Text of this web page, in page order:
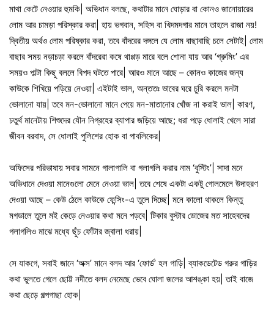
মাথা কেটে নেওয়ার হুমকি| অভিধান বলছে, কথাটার মানে ঘোড়ার বা কোনও জানোয়ারের
লোম আর চামড়া পরিস্কার করা| হায় ভগবান, সহিস বা খিদমদগার মানে তাহলে রাজা নয়!
দ্বিতীয় অর্থও লোম পরিষ্কার করা, তবে বাঁদরের দঙ্গলে যে লোম বাছাবাছি চলে সেটাই| লোম
বাছার সময় নড়াচড়া করলে বাঁদরেরা কষে থাপ্পড় মারে বলে শোনা যায় আর ‘গ্রুমিং’ এর
সময়ও পাল্টা কিছু বললে বিপদ ঘটতে পারে| আরও মানে আছে – কোনও কাজের জন্য
কাউকে শিখিয়ে পড়িয়ে নেওয়া| এইটাই ভাল, অন্ততঃ ভাবের ঘরে চুরি করলে মনটা
ভোলানো যায়| তবে মন-ভোলানো মানে পেয়ে মন-মাতানোর খোঁজ না করাই ভাল| কারণ,
চতুর্থ মানেটায় শিশুদের যৌন নিগ্রহের ব্যাপার জড়িয়ে আছে; ধরা পড়ে ধোলাই খেলে সারা
জীবন বরবাদ, সে ধোলাই পুলিশের হোক বা পাবলিকের|
অফিসের পরিভাষায় সবার সামনে গালাগালি বা গলাগলি করার নাম ‘বুস্টিং’| সাদা মনে
অভিধানে দেওয়া মানেগুলো মেনে নেওয়া ভাল| তবে শেষে একটা একটু গোলমেলে উদাহরণ
দেওয়া আছে – কেউ ঠেলে কাউকে ফেন্সিং-এ তুলে দিচ্ছে| মনে কালো থাকলে কিন্তু
মগডালে তুলে মই কেড়ে নেওয়ার কথা মনে পড়বে| টিকার বুস্টার ডোজের মত সাহেবদের
গলাগলিও মাঝে মধ্যে ছুঁচ ফোঁটার জ্বালা ধরায়|
সে যাকগে, সবাই জানে ‘অক্স’ মানে বলদ আর ‘ফোর্ড’ হল গাড়ি| ব্যাকডেটেড গরুর গাড়ির
কথা ভুলতে গেলে ছোট্ট নদীতে বলদ নেমেছে ভেবে ঘোলা জলের আশঙ্কা হয়| তাই বাজে
কথা ছেড়ে গল্পগাছা হোক|